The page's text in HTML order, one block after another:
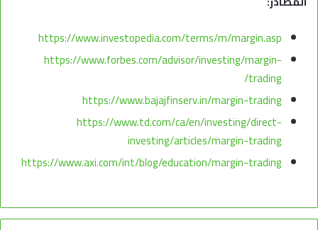
https://www.investopedia.com/terms/m/margin.asp
https://www.forbes.com/advisor/investing/margin-
trading/
https://www.bajajfinserv.in/margin-trading
https://www.td.com/ca/en/investing/direct-
investing/articles/margin-trading
https://www.axi.com/int/blog/education/margin-trading